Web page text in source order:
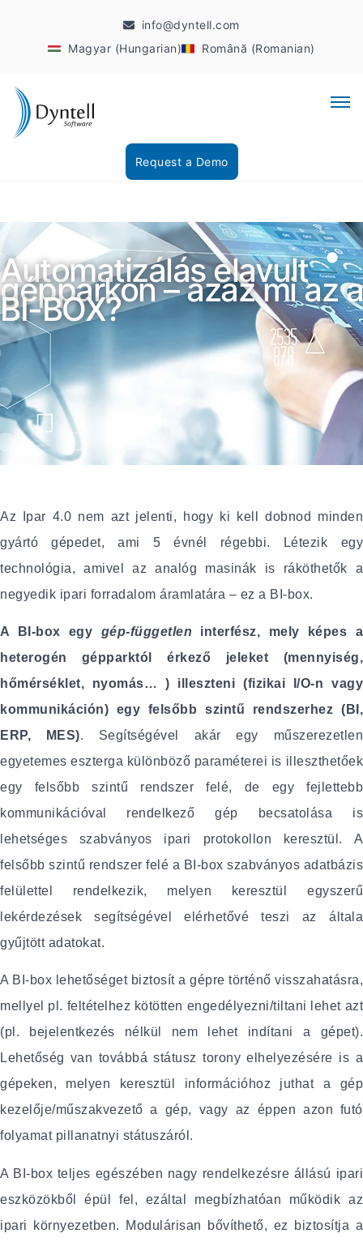
info@dyntell.com
Magyar (Hungarian)
Română (Romanian)
Request a Demo
Automatizálás elavult
gépparkon – azaz mi az a
BI-BOX?
Az Ipar 4.0 nem azt jelenti, hogy ki kell dobnod minden
gyártó gépedet, ami 5 évnél régebbi. Létezik egy
technológia, amivel az analóg masinák is ráköthetők a
negyedik ipari forradalom áramlatára – ez a BI-box.
A BI-box egy gép-független interfész, mely képes a
heterogén gépparktól érkező jeleket (mennyiség,
hőmérséklet, nyomás… ) illeszteni (fizikai I/O-n vagy
kommunikáción) egy felsőbb szintű rendszerhez (BI,
ERP, MES). Segítségével akár egy műszerezetlen
egyetemes eszterga különböző paraméterei is illeszthetőek
egy felsőbb szintű rendszer felé, de egy fejlettebb
kommunikációval rendelkező gép becsatolása is
lehetséges szabványos ipari protokollon keresztül. A
felsőbb szintű rendszer felé a BI-box szabványos adatbázis
felülettel rendelkezik, melyen keresztül egyszerű
lekérdezések segítségével elérhetővé teszi az általa
gyűjtött adatokat.
A BI-box lehetőséget biztosít a gépre történő visszahatásra,
mellyel pl. feltételhez kötötten engedélyezni/tiltani lehet azt
(pl. bejelentkezés nélkül nem lehet indítani a gépet).
Lehetőség van továbbá státusz torony elhelyezésére is a
gépeken, melyen keresztül információhoz juthat a gép
kezelője/műszakvezető a gép, vagy az éppen azon futó
folyamat pillanatnyi státuszáról.
A BI-box teljes egészében nagy rendelkezésre állású ipari
eszközökből épül fel, ezáltal megbízhatóan működik az
ipari környezetben. Modulárisan bővíthető, ez biztosítja a